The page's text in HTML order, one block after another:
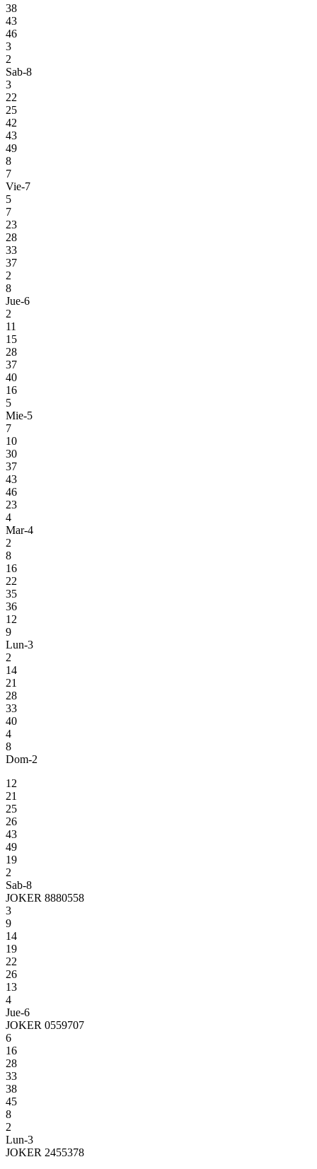
38
43
46
3
2
Sab-8
3
22
25
42
43
49
8
7
Vie-7
5
7
23
28
33
37
2
8
Jue-6
2
11
15
28
37
40
16
5
Mie-5
7
10
30
37
43
46
23
4
Mar-4
2
8
16
22
35
36
12
9
Lun-3
2
14
21
28
33
40
4
8
Dom-2
12
21
25
26
43
49
19
2
Sab-8
JOKER 8880558
3
9
14
19
22
26
13
4
Jue-6
JOKER 0559707
6
16
28
33
38
45
8
2
Lun-3
JOKER 2455378